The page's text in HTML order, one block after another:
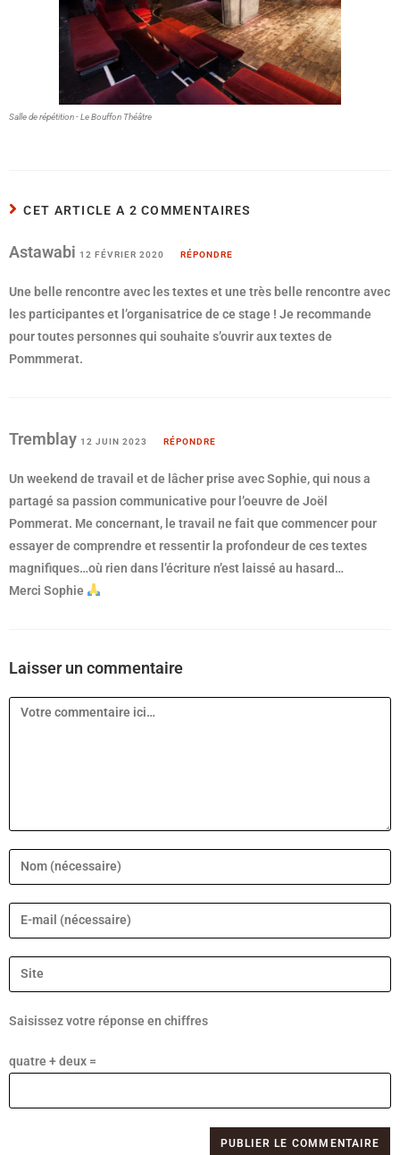
Salle de répétition - Le Bouffon Théâtre
CET ARTICLE A 2 COMMENTAIRES
Astawabi 12 FÉVRIER 2020 RÉPONDRE
Une belle rencontre avec les textes et une très belle rencontre avec
les participantes et l’organisatrice de ce stage ! Je recommande
pour toutes personnes qui souhaite s’ouvrir aux textes de
Pommmerat.
Tremblay 12 JUIN 2023 RÉPONDRE
Un weekend de travail et de lâcher prise avec Sophie, qui nous a
partagé sa passion communicative pour l’oeuvre de Joël
Pommerat. Me concernant, le travail ne fait que commencer pour
essayer de comprendre et ressentir la profondeur de ces textes
magnifiques…où rien dans l’écriture n’est laissé au hasard…
Merci Sophie
Laisser un commentaire
Saisissez votre réponse en chiffres
quatre + deux =